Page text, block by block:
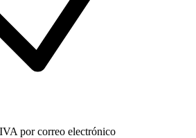
por correo electrónico